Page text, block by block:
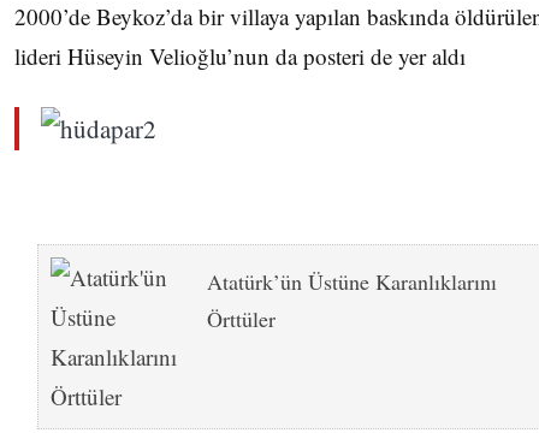
2000’de Beykoz’da bir villaya yapılan baskında
lideri Hüseyin Velioğlu’nun da posteri de yer aldı
Atatürk’ün Üstüne Karanlıklarını
Örttüler